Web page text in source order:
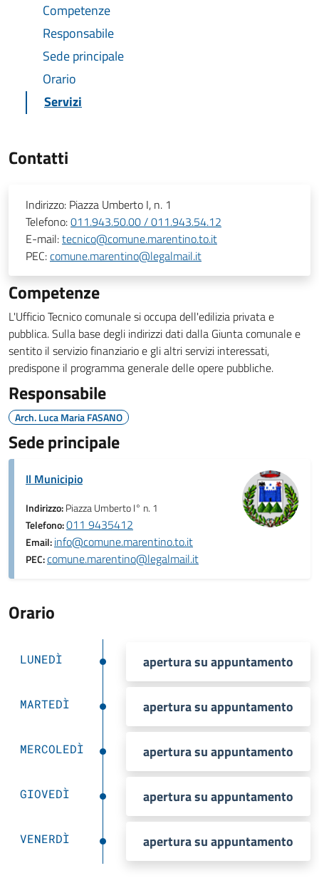
Competenze
Responsabile
Sede principale
Orario
Servizi
Contatti
Indirizzo: Piazza Umberto I, n. 1
Telefono:011.943.50.00 / 011.943.54.12
E-mail:tecnico@comune.marentino.to.it
PEC:comune.marentino@legalmail.it
Competenze
L'Ufficio Tecnico comunale si occupa dell'edilizia privata e
pubblica. Sulla base degli indirizzi dati dalla Giunta comunale e
sentito il servizio finanziario e gli altri servizi interessati,
predispone il programma generale delle opere pubbliche.
Responsabile
Arch. Luca Maria FASANO
Sede principale
Il Municipio
Indirizzo:Piazza Umberto I° n. 1
Telefono:011 9435412
Email:info@comune.marentino.to.it
PEC:comune.marentino@legalmail.it
Orario
LUNEDÌ apertura su appuntamento
MARTEDÌ apertura su appuntamento
MERCOLEDÌ apertura su appuntamento
GIOVEDÌ apertura su appuntamento
VENERDÌ apertura su appuntamento